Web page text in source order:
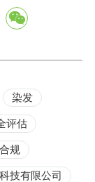
染发
评估
规
技有限公司